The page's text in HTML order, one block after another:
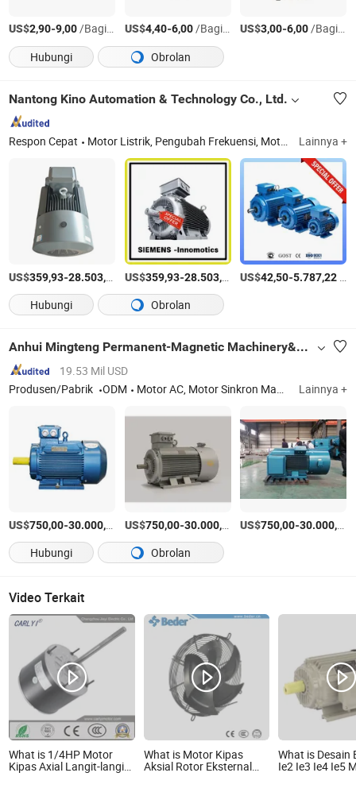
US$2,90-9,00/Bagian US$4,40-6,00/Bagian US$3,00-6,00/Bagian
Hubungi
Obrolan
Nantong Kino Automation & Technology Co., Ltd.
Respon Cepat Motor Listrik, Pengubah Frekuensi, Motor AC, Set Peralatan Saklar Listrik, Motor Gear, Mesin Tahan Ledakan, Mesin Tahan Debu, Mesin Pembersih, Motor Tiga Fase, Motor Arus Bolak-Balik Lainnya +
US$359,93-28.503,64 /Bagian
US$359,93-28.503,64 /Bagian
US$42,50-5.787,22
Hubungi
Obrolan
Anhui Mingteng Permanent-Magnetic Machinery&Electrical Equipment Co.,Ltd.
19.53 Mil USD
Produsen/Pabrik
ODM Motor AC, Motor Sinkron Magnet Permanen, Ie5 Motor Efisiensi, Motor AC Tiga Fase Tegangan Rendah, Motor AC Tiga Fase Tegangan Tinggi, Motor AC Tiga Fase Tahan Ledakan, Motor AC Tiga Fase Kecepatan Rendah, Motor Listrik, Pulley Bermotor Lainnya +
US$750,00-30.000,00 /Bagian
US$750,00-30.000,00 /Bagian
US$750,00-30.000,00
Hubungi
Obrolan
Video Terkait
What is 1/4HP Motor
Kipas Axial Langit-langit
What is Motor Kipas
Aksial Rotor Eksternal
What is Desain
Ie2 Ie3 Ie4 Ie5